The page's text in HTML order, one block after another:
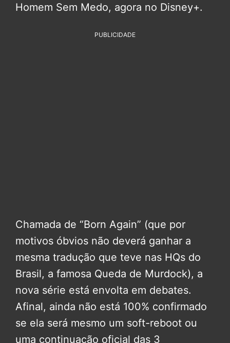
Homem Sem Medo, agora no Disney+.
PUBLICIDADE
Chamada de “Born Again” (que por
motivos óbvios não deverá ganhar a
mesma tradução que teve nas HQs do
Brasil, a famosa Queda de Murdock), a
nova série está envolta em debates.
Afinal, ainda não está 100% confirmado
se ela será mesmo um soft-reboot ou
uma continuação oficial das 3